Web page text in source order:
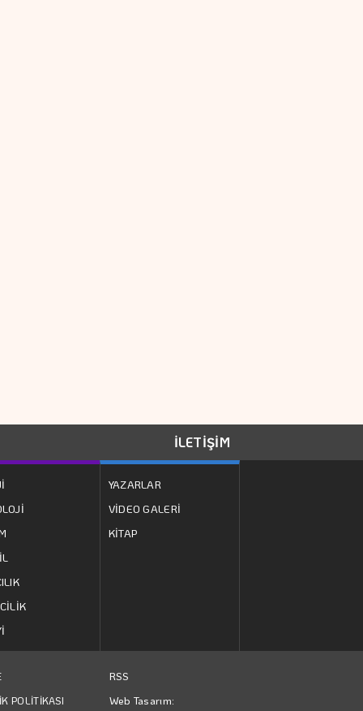
Yatırımcısını Sadece
Beşiktaş Sevindirdi
Kontratı Güne
İLETİŞİM
YAZARLAR
VİDEO GALERİ
KİTAP
POLİTİKASI
RSS
Web Tasarım: